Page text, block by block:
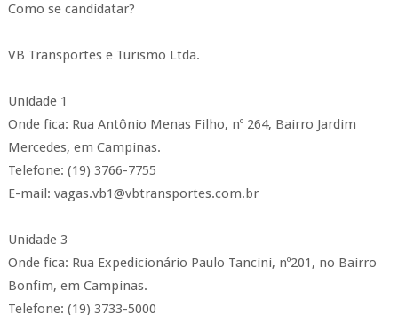
Como se candidatar?
VB Transportes e Turismo Ltda.
Unidade 1
Onde fica: Rua Antônio Menas Filho, nº 264, Bairro Jardim
Mercedes, em Campinas.
Telefone: (19) 3766-7755
E-mail: vagas.vb1@vbtransportes.com.br
Unidade 3
Onde fica: Rua Expedicionário Paulo Tancini, nº201, no Bairro
Bonfim, em Campinas.
Telefone: (19) 3733-5000